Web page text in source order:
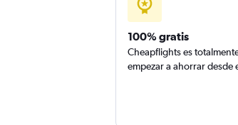
100% gratis
Cheapflights es
empezar a ahorrar desde